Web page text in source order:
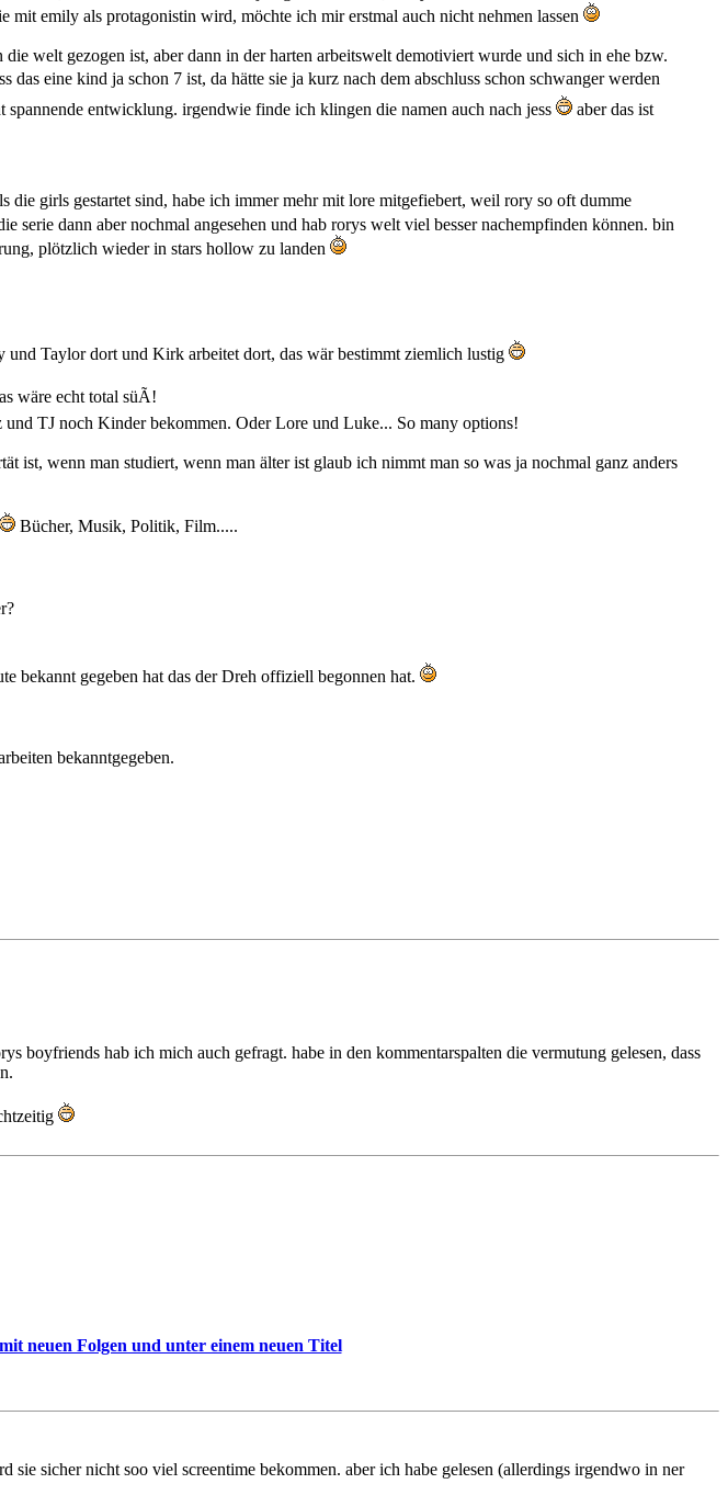
mit emily als protagonistin wird, möchte ich mir erstmal auch nicht nehmen lassen
welt gezogen ist, aber dann in der harten arbeitswelt demotiviert wurde und sich in ehe bzw.
eine kind ja schon 7 ist, da hätte sie ja kurz nach dem abschluss schon schwanger werden
spannende entwicklung. irgendwie finde ich klingen die namen auch nach jess
aber das ist
die girls gestartet sind, habe ich immer mehr mit lore mitgefiebert, weil rory so oft dumme
serie dann aber nochmal angesehen und hab rorys welt viel besser nachempfinden können. bin
plötzlich wieder in stars hollow zu landen
Taylor dort und Kirk arbeitet dort, das wär bestimmt ziemlich lustig
wäre echt total süÃ!
TJ noch Kinder bekommen. Oder Lore und Luke... So many options!
ist, wenn man studiert, wenn man älter ist glaub ich nimmt man so was ja nochmal ganz anders
Bücher, Musik, Politik, Film.....
bekannt gegeben hat das der Dreh offiziell begonnen hat.
bekanntgegeben.
hab ich mich auch gefragt. habe in den kommentarspalten die vermutung gelesen, dass
neuen Folgen und unter einem neuen Titel
sicher nicht soo viel screentime bekommen. aber ich habe gelesen (allerdings irgendwo in ner